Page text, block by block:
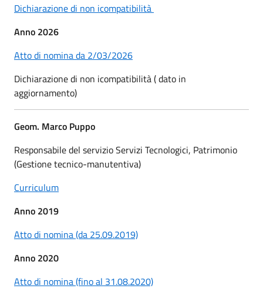
Dichiarazione di non icompatibilità
Anno 2026
Atto di nomina da 2/03/2026
Dichiarazione di non icompatibilità ( dato in
aggiornamento)
Geom. Marco Puppo
Responsabile del servizio Servizi Tecnologici, Patrimonio
(Gestione tecnico-manutentiva)
Curriculum
Anno 2019
Atto di nomina (da 25.09.2019)
Anno 2020
Atto di nomina (fino al 31.08.2020)